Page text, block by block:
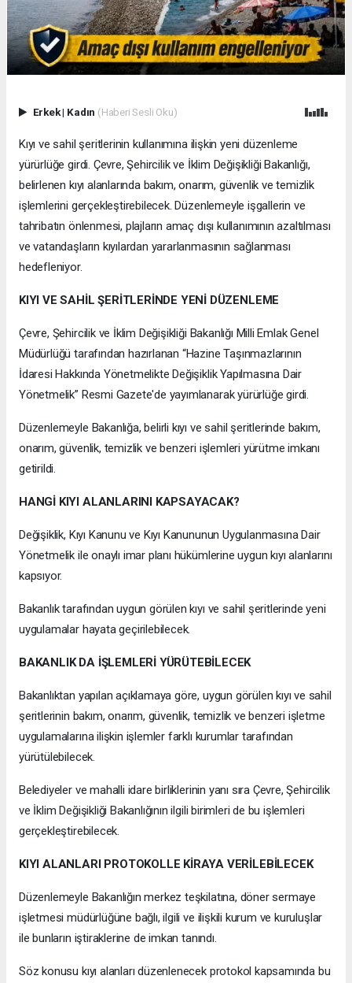
Erkek| Kadın (Haberi Sesli Oku)
Kıyı ve sahil şeritlerinin kullanımına ilişkin yeni düzenleme
yürürlüğe girdi. Çevre, Şehircilik ve İklim Değişikliği Bakanlığı,
belirlenen kıyı alanlarında bakım, onarım, güvenlik ve temizlik
işlemlerini gerçekleştirebilecek. Düzenlemeyle işgallerin ve
tahribatın önlenmesi, plajların amaç dışı kullanımının azaltılması
ve vatandaşların kıyılardan yararlanmasının sağlanması
hedefleniyor.
KIYI VE SAHİL ŞERİTLERİNDE YENİ DÜZENLEME
Çevre, Şehircilik ve İklim Değişikliği Bakanlığı Milli Emlak Genel
Müdürlüğü tarafından hazırlanan “Hazine Taşınmazlarının
İdaresi Hakkında Yönetmelikte Değişiklik Yapılmasına Dair
Yönetmelik” Resmi Gazete'de yayımlanarak yürürlüğe girdi.
Düzenlemeyle Bakanlığa, belirli kıyı ve sahil şeritlerinde bakım,
onarım, güvenlik, temizlik ve benzeri işlemleri yürütme imkanı
getirildi.
HANGİ KIYI ALANLARINI KAPSAYACAK?
Değişiklik, Kıyı Kanunu ve Kıyı Kanununun Uygulanmasına Dair
Yönetmelik ile onaylı imar planı hükümlerine uygun kıyı alanlarını
kapsıyor.
Bakanlık tarafından uygun görülen kıyı ve sahil şeritlerinde yeni
uygulamalar hayata geçirilebilecek.
BAKANLIK DA İŞLEMLERİ YÜRÜTEBİLECEK
Bakanlıktan yapılan açıklamaya göre, uygun görülen kıyı ve sahil
şeritlerinin bakım, onarım, güvenlik, temizlik ve benzeri işletme
uygulamalarına ilişkin işlemler farklı kurumlar tarafından
yürütülebilecek.
Belediyeler ve mahalli idare birliklerinin yanı sıra Çevre, Şehircilik
ve İklim Değişikliği Bakanlığının ilgili birimleri de bu işlemleri
gerçekleştirebilecek.
KIYI ALANLARI PROTOKOLLE KİRAYA VERİLEBİLECEK
Düzenlemeyle Bakanlığın merkez teşkilatına, döner sermaye
işletmesi müdürlüğüne bağlı, ilgili ve ilişkili kurum ve kuruluşlar
ile bunların iştiraklerine de imkan tanındı.
Söz konusu kıyı alanları düzenlenecek protokol kapsamında bu